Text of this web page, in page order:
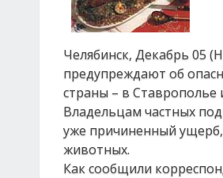
Челябинск, Декабрь 05
предупреждают об
страны – в Ставрополье
Владельцам частных
уже причиненный
животных.
Как сообщили